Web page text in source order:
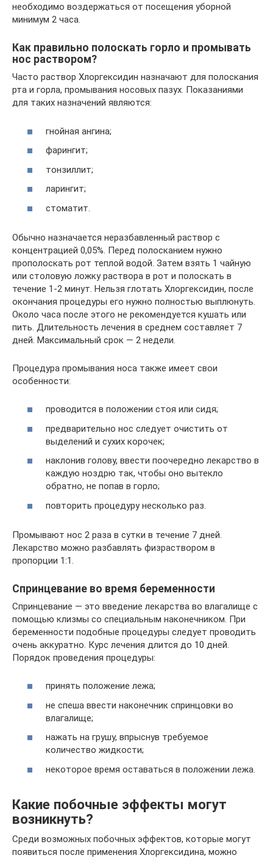
необходимо воздержаться от посещения уборной
минимум 2 часа.
Как правильно полоскать горло и промывать
нос раствором?
Часто раствор Хлоргексидин назначают для полоскания
рта и горла, промывания носовых пазух. Показаниями
для таких назначений являются:
гнойная ангина;
фарингит;
тонзиллит;
ларингит;
стоматит.
Обычно назначается неразбавленный раствор с
концентрацией 0,05%. Перед полосканием нужно
прополоскать рот теплой водой. Затем взять 1 чайную
или столовую ложку раствора в рот и полоскать в
течение 1-2 минут. Нельзя глотать Хлоргексидин, после
окончания процедуры его нужно полностью выплюнуть.
Около часа после этого не рекомендуется кушать или
пить. Длительность лечения в среднем составляет 7
дней. Максимальный срок — 2 недели.
Процедура промывания носа также имеет свои
особенности:
проводится в положении стоя или сидя;
предварительно нос следует очистить от
выделений и сухих корочек;
наклонив голову, ввести поочередно лекарство в
каждую ноздрю так, чтобы оно вытекло
обратно, не попав в горло;
повторить процедуру несколько раз.
Промывают нос 2 раза в сутки в течение 7 дней.
Лекарство можно разбавлять физраствором в
пропорции 1:1.
Спринцевание во время беременности
Спринцевание — это введение лекарства во влагалище с
помощью клизмы со специальным наконечником. При
беременности подобные процедуры следует проводить
очень аккуратно. Курс лечения длится до 10 дней.
Порядок проведения процедуры:
принять положение лежа;
не спеша ввести наконечник спринцовки во
влагалище;
нажать на грушу, впрыснув требуемое
количество жидкости;
некоторое время оставаться в положении лежа.
Какие побочные эффекты могут
возникнуть?
Среди возможных побочных эффектов, которые могут
появиться после применения Хлоргексидина, можно